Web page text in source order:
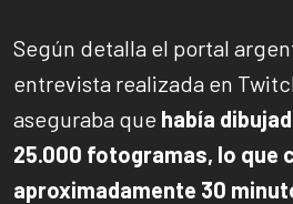
Según detalla el portal
entrevista realizada en
aseguraba que había
25.000 fotogramas, lo que
aproximadamente 30